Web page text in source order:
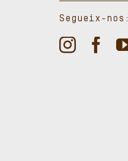
Segueix-nos: